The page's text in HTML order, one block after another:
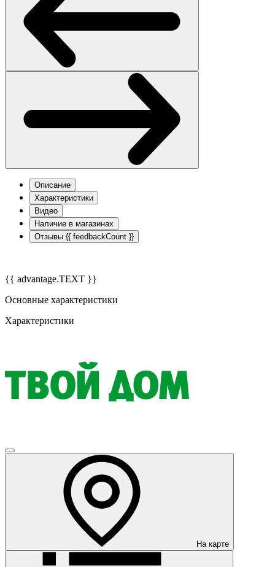
Описание
Характеристики
Видео
Наличие в магазинах
Отзывы {{ feedbackCount }}
{{ advantage.TEXT }}
Основные характеристики
Характеристики
На карте